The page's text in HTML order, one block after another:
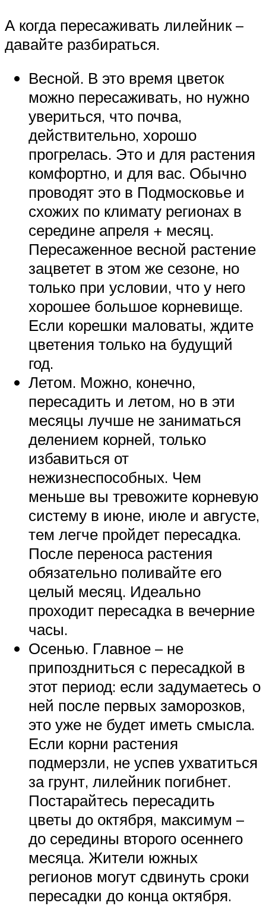
А когда пересаживать лилейник –
давайте разбираться.
Весной. В это время цветок
можно пересаживать, но нужно
увериться, что почва,
действительно, хорошо
прогрелась. Это и для растения
комфортно, и для вас. Обычно
проводят это в Подмосковье и
схожих по климату регионах в
середине апреля + месяц.
Пересаженное весной растение
зацветет в этом же сезоне, но
только при условии, что у него
хорошее большое корневище.
Если корешки маловаты, ждите
цветения только на будущий
год.
Летом. Можно, конечно,
пересадить и летом, но в эти
месяцы лучше не заниматься
делением корней, только
избавиться от
нежизнеспособных. Чем
меньше вы тревожите корневую
систему в июне, июле и августе,
тем легче пройдет пересадка.
После переноса растения
обязательно поливайте его
целый месяц. Идеально
проходит пересадка в вечерние
часы.
Осенью. Главное – не
припоздниться с пересадкой в
этот период: если задумаетесь о
ней после первых заморозков,
это уже не будет иметь смысла.
Если корни растения
подмерзли, не успев ухватиться
за грунт, лилейник погибнет.
Постарайтесь пересадить
цветы до октября, максимум –
до середины второго осеннего
месяца. Жители южных
регионов могут сдвинуть сроки
пересадки до конца октября.